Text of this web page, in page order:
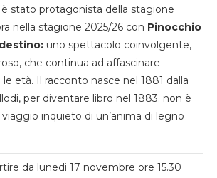
stato protagonista della stagione
nella stagione 2025/26 con Pinocchio
uno spettacolo coinvolgente,
che continua ad affascinare
età. Il racconto nasce nel 1881 dalla
per diventare libro nel 1883. non è
viaggio inquieto di un’anima di legno
da lunedi 17 novembre ore 15.30